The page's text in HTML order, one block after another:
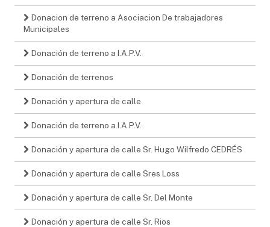
Donacion de terreno a Asociacion De trabajadores
Municipales
Donación de terreno a I.A.P.V.
Donación de terrenos
Donación y apertura de calle
Donación de terreno a I.A.P.V.
Donación y apertura de calle Sr. Hugo Wilfredo CEDRÉS
Donación y apertura de calle Sres Loss
Donación y apertura de calle Sr. Del Monte
Donación y apertura de calle Sr. Rios